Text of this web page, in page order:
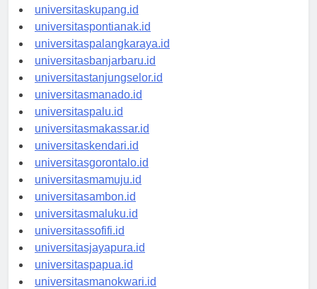
universitaskupang.id
universitaspontianak.id
universitaspalangkaraya.id
universitasbanjarbaru.id
universitastanjungselor.id
universitasmanado.id
universitaspalu.id
universitasmakassar.id
universitaskendari.id
universitasgorontalo.id
universitasmamuju.id
universitasambon.id
universitasmaluku.id
universitassofifi.id
universitasjayapura.id
universitaspapua.id
universitasmanokwari.id